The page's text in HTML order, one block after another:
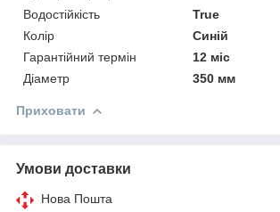
Водостійкість
True
Колір
Синій
Гарантійний термін
12 міс
Діаметр
350 мм
Приховати
Умови доставки
Нова Пошта